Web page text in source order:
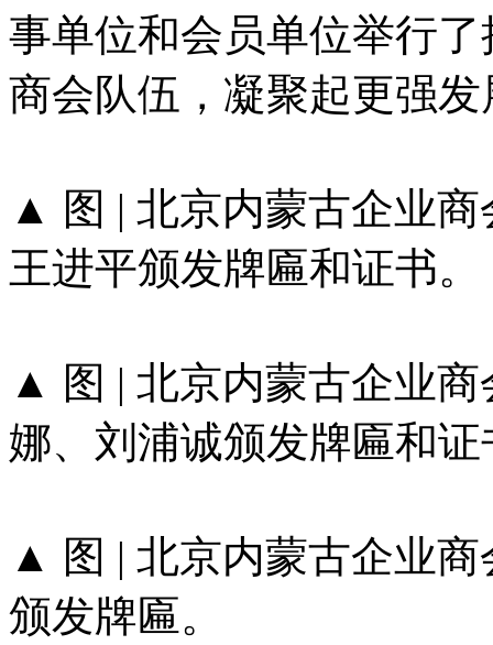
事单位和会员单位举行
商会队伍，凝聚起更强
▲ 图 | 北京内蒙古企业
王进平颁发牌匾和证书。
▲ 图 | 北京内蒙古企业
娜、刘浦诚颁发牌匾和证
▲ 图 | 北京内蒙古企业
颁发牌匾。